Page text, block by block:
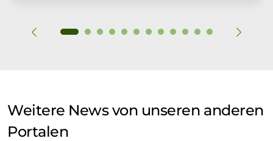
Weitere News von unseren anderen
Portalen